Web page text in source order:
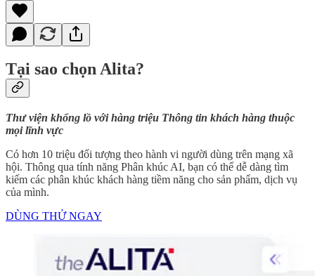
Tại sao chọn Alita?
Thư viện khổng lồ với hàng triệu Thông tin khách hàng thuộc
mọi lĩnh vực
Có hơn 10 triệu đối tượng theo hành vi người dùng trên mạng xã
hội. Thông qua tính năng Phân khúc AI, bạn có thể dễ dàng tìm
kiếm các phân khúc khách hàng tiềm năng cho sản phẩm, dịch vụ
của mình.
DÙNG THỬ NGAY